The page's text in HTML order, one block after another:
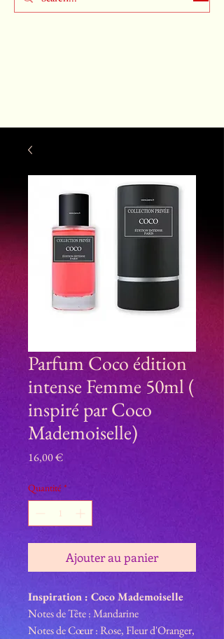
Parfum Coco édition
intense Femme 50ml (
inspiré par Coco
Mademoiselle)
16,00 €Prix
Quantité *
Ajouter au panier
Inspiration : Coco Mademoiselle
Notes de Tête : Mandarine
Notes de Cœur : Rose, Fleur d'Oranger,